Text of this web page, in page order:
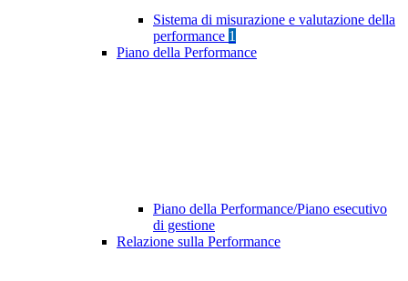
Sistema di misurazione e valutazione della
performance 1
Piano della Performance
Piano della Performance/Piano esecutivo
di gestione
Relazione sulla Performance